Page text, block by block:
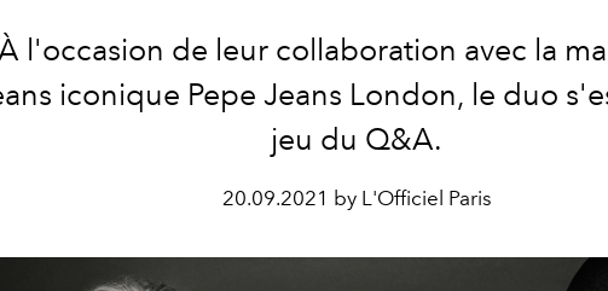
l'occasion de leur collaboration avec la
iconique Pepe Jeans London, le duo
jeu du Q&A.
20.09.2021 by L'Officiel Paris